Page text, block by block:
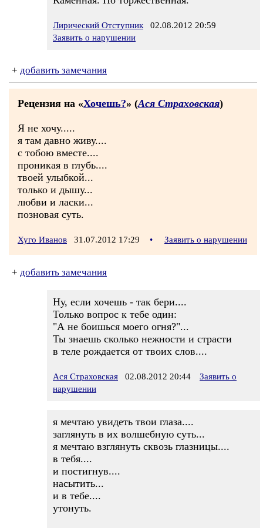
Лирический Отступник 02.08.2012 20:59
Заявить о нарушении
+ добавить замечания
Рецензия на «Хочешь?» (Ася Страховская)
Я не хочу.....
я там давно живу....
с тобою вместе....
проникая в глубь....
твоей улыбкой...
только и дышу...
любви и ласки...
позновая суть.
Хуго Иванов 31.07.2012 17:29 • Заявить о нарушении
+ добавить замечания
Ну, если хочешь - так бери....
Только вопрос к тебе один:
"А не боишься моего огня?"...
Ты знаешь сколько нежности и страсти
в теле рождается от твоих слов....
Ася Страховская 02.08.2012 20:44
Заявить о
нарушении
я мечтаю увидеть твои глаза....
заглянуть в их волшебную суть...
я мечтаю взглянуть сквозь глазницы....
в тебя....
и постигнув....
насытить...
и в тебе....
утонуть.